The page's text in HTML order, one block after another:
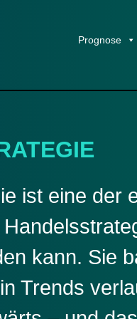
Prognose
ist eine der
kann. Sie
Trends